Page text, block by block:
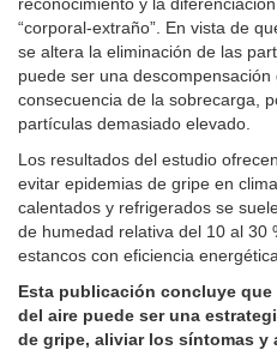
“corporal-extraño”. En vista de
se altera la eliminación de las
puede ser una
consecuencia de la sobrecarga,
partículas demasiado elevado.
Los resultados del estudio
evitar epidemias de gripe en
calentados y refrigerados se
de humedad relativa del 10 al 30
estancos con eficiencia
Esta publicación concluye que
del aire puede ser una
de gripe, aliviar los síntomas y